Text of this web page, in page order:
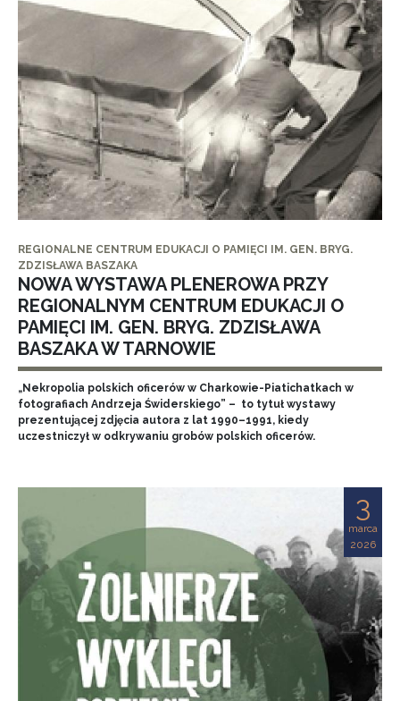
REGIONALNE CENTRUM EDUKACJI O PAMIĘCI IM. GEN. BRYG.
ZDZISŁAWA BASZAKA
NOWA WYSTAWA PLENEROWA PRZY
REGIONALNYM CENTRUM EDUKACJI O
PAMIĘCI IM. GEN. BRYG. ZDZISŁAWA
BASZAKA W TARNOWIE
„Nekropolia polskich oficerów w Charkowie-Piatichatkach w
fotografiach Andrzeja Świderskiego” – to tytuł wystawy
prezentującej zdjęcia autora z lat 1990–1991, kiedy
uczestniczył w odkrywaniu grobów polskich oficerów.
3
marca
2026